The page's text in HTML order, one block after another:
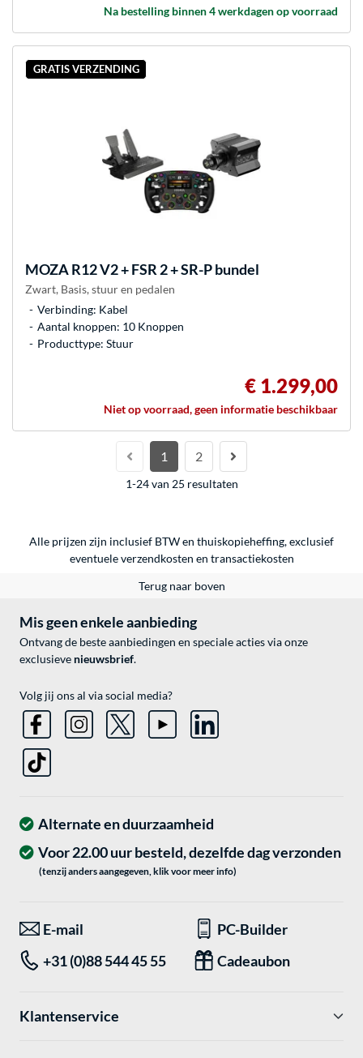
Na bestelling binnen 4 werkdagen op voorraad
GRATIS VERZENDING
MOZAR12 V2 + FSR 2 + SR-P bundel
Zwart, Basis, stuur en pedalen
Verbinding: Kabel
Aantal knoppen: 10 Knoppen
Producttype: Stuur
€ 1.299,00
Niet op voorraad, geen informatie beschikbaar
1 2
1-24 van 25 resultaten
Alle prijzen zijn inclusief BTW en thuiskopieheffing, exclusief
eventueleverzendkosten en transactiekosten
Terug naar boven
Mis geen enkele aanbieding
Ontvang de beste aanbiedingen en speciale acties via onze
exclusieve nieuwsbrief.
Volg jij ons al via social media?
Alternate en duurzaamheid
Voor 22.00 uur besteld, dezelfde dag verzonden
(tenzij anders aangegeven, klik voor meer info)
E-mail
PC-Builder
+31 (0)88 544 45 55
Cadeaubon
Klantenservice